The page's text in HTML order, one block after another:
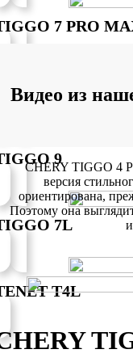
7 PRO
8
9
7L
T4L
Видео из
CHERY TIGGO 4
версия
ориентирована,
Поэтому она